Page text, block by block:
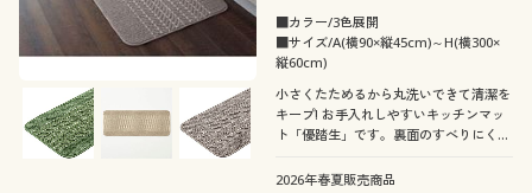
■カラー/3色展開
■サイズ/A(横90×縦45cm)～H(横300×
縦60cm)
小さくたためるから丸洗いできて清潔を
キープ! お手入れしやすいキッチンマッ
ト「優踏生」です。裏面のすべりにくい
2026年春夏販売商品